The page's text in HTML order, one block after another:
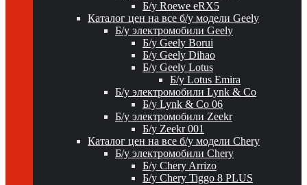
Б/у Roewe eRX5
Каталог цен на все б/у модели Geely
Б/у электромобили Geely
Б/у Geely Borui
Б/у Geely Dihao
Б/у Geely Lotus
Б/у Lotus Emira
Б/у электромобили Lynk & Co
Б/у Lynk & Co 06
Б/у электромобили Zeekr
Б/у Zeekr 001
Каталог цен на все б/у модели Chery
Б/у электромобили Chery
Б/у Chery Arrizo
Б/у Chery Tiggo 8 PLUS